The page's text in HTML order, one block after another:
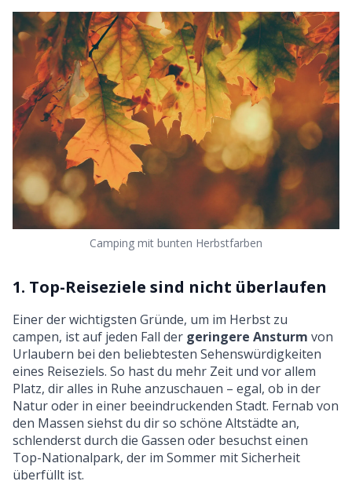
Camping mit bunten Herbstfarben
1. Top-Reiseziele sind nicht überlaufen
Einer der wichtigsten Gründe, um im Herbst zu
campen, ist auf jeden Fall der geringere Ansturm von
Urlaubern bei den beliebtesten Sehenswürdigkeiten
eines Reiseziels. So hast du mehr Zeit und vor allem
Platz, dir alles in Ruhe anzuschauen – egal, ob in der
Natur oder in einer beeindruckenden Stadt. Fernab von
den Massen siehst du dir so schöne Altstädte an,
schlenderst durch die Gassen oder besuchst einen
Top-Nationalpark, der im Sommer mit Sicherheit
überfüllt ist.